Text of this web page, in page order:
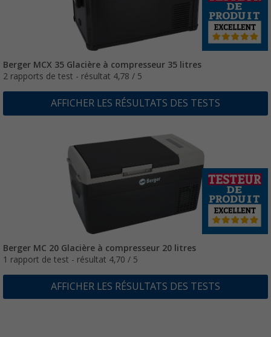
Berger MCX 35 Glacière à compresseur 35 litres
2 rapports de test - résultat 4,78 / 5
AFFICHER LES RÉSULTATS DES TESTS
Berger MC 20 Glacière à compresseur 20 litres
1 rapport de test - résultat 4,70 / 5
AFFICHER LES RÉSULTATS DES TESTS